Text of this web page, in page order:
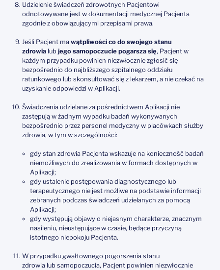
Udzielenie świadczeń zdrowotnych Pacjentowi
odnotowywane jest w dokumentacji medycznej Pacjenta
zgodnie z obowiązującymi przepisami prawa.
Jeśli Pacjent ma wątpliwości co do swojego stanu
zdrowia lubjego samopoczucie pogarsza się, Pacjent w
każdym przypadku powinien niezwłocznie zgłosić się
bezpośrednio do najbliższego szpitalnego oddziału
ratunkowego lub skonsultować się z lekarzem, a nie czekać na
uzyskanie odpowiedzi w Aplikacji.
Świadczenia udzielane za pośrednictwem Aplikacji nie
zastępują w żadnym wypadku badań wykonywanych
bezpośrednio przez personel medyczny w placówkach służby
zdrowia, w tym w szczególności:
gdy stan zdrowia Pacjenta wskazuje na konieczność badań
niemożliwych do zrealizowania w formach dostępnych w
Aplikacji;
gdy ustalenie postępowania diagnostycznego lub
terapeutycznego nie jest możliwe na podstawie informacji
zebranych podczas świadczeń udzielanych za pomocą
Aplikacji;
gdy występują objawy o niejasnym charakterze, znacznym
nasileniu, nieustępujące w czasie, będące przyczyną
istotnego niepokoju Pacjenta.
W przypadku gwałtownego pogorszenia stanu
zdrowia lub samopoczucia, Pacjent powinien niezwłocznie